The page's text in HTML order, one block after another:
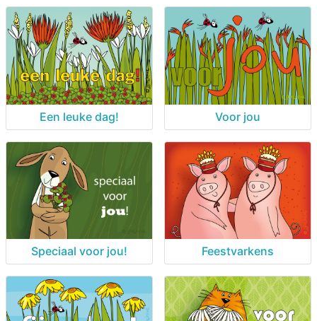
Een leuke dag! Voor jou
Speciaal voor jou! Feestvarkens